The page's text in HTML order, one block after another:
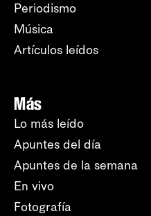
Periodismo
Música
Artículos leídos
Más
Lo más leído
Apuntes del día
Apuntes de la semana
En vivo
Fotografía